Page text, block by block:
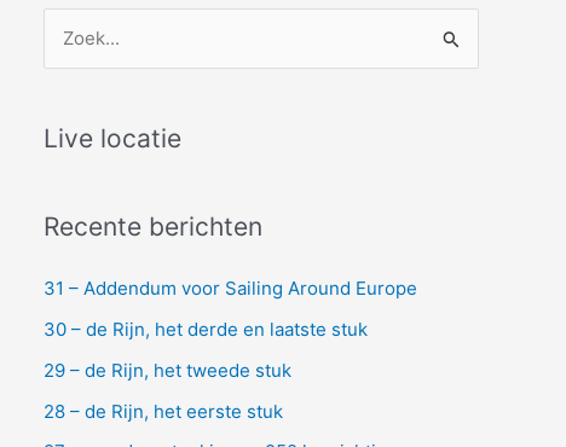
k
a
r
Live locatie
Recente berichten
31 – Addendum voor Sailing Around Europe
30 – de Rijn, het derde en laatste stuk
29 – de Rijn, het tweede stuk
28 – de Rijn, het eerste stuk